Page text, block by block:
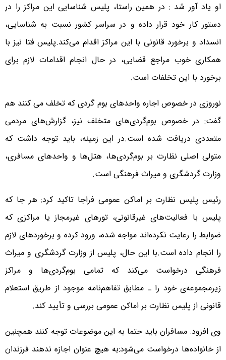
او یاد آور شد : در همین راستا، پلیس شناسایی این مراکز را در
دستور کار خود قرار داده و در سراسر کشور نسبت به شناسایی،
انسداد و برخورد قانونی با این مراکز اقدام می‌کند.پلیس فتا نیز با
همکاری خوب مراجع قضایی، در حال انجام اقدامات لازم برای
برخورد با این تخلفات است.
نوروزی در خصوص اجاره واحدهای بوم گردی که تخلف می کنند هم
گفت: در خصوص بوم‌گردی‌های متخلف نیز، گزارش‌های مردمی
متعددی دریافت شده است.در این زمینه، باید توجه داشت که
متولی اصلی نظارت بر بوم‌گردی‌ها، هتل‌ها و واحدهای مسافری،
وزارت گردشگری و میراث فرهنگی است.
رئیس پلیس نظارت بر اماکن عمومی فراجا تاکید کرد: هر جا که
پلیس با فعالیت‌های غیرقانونی، تورهای غیرمجاز یا مراکزی که
ضوابط را رعایت نکرده‌اند مواجه شده، ورود کرده و برخوردهای لازم
را انجام داده است.با این حال، پلیس از وزارت گردشگری و میراث
فرهنگی درخواست می‌کند که تمامی بوم‌گردی‌ها و مراکز
زیرمجموعه‌ی خود را ـ مطابق تفاهم‌نامه موجود از طریق استعلام
قانونی از پلیس نظارت بر اماکن عمومی بررسی و تأیید کند.
وی افزود: مسافران باید حتما به این موضوعات توجه کنند همچنین
از خانواده‌ها درخواست می‌شود:به هیچ عنوان اجازه ندهند فرزندان